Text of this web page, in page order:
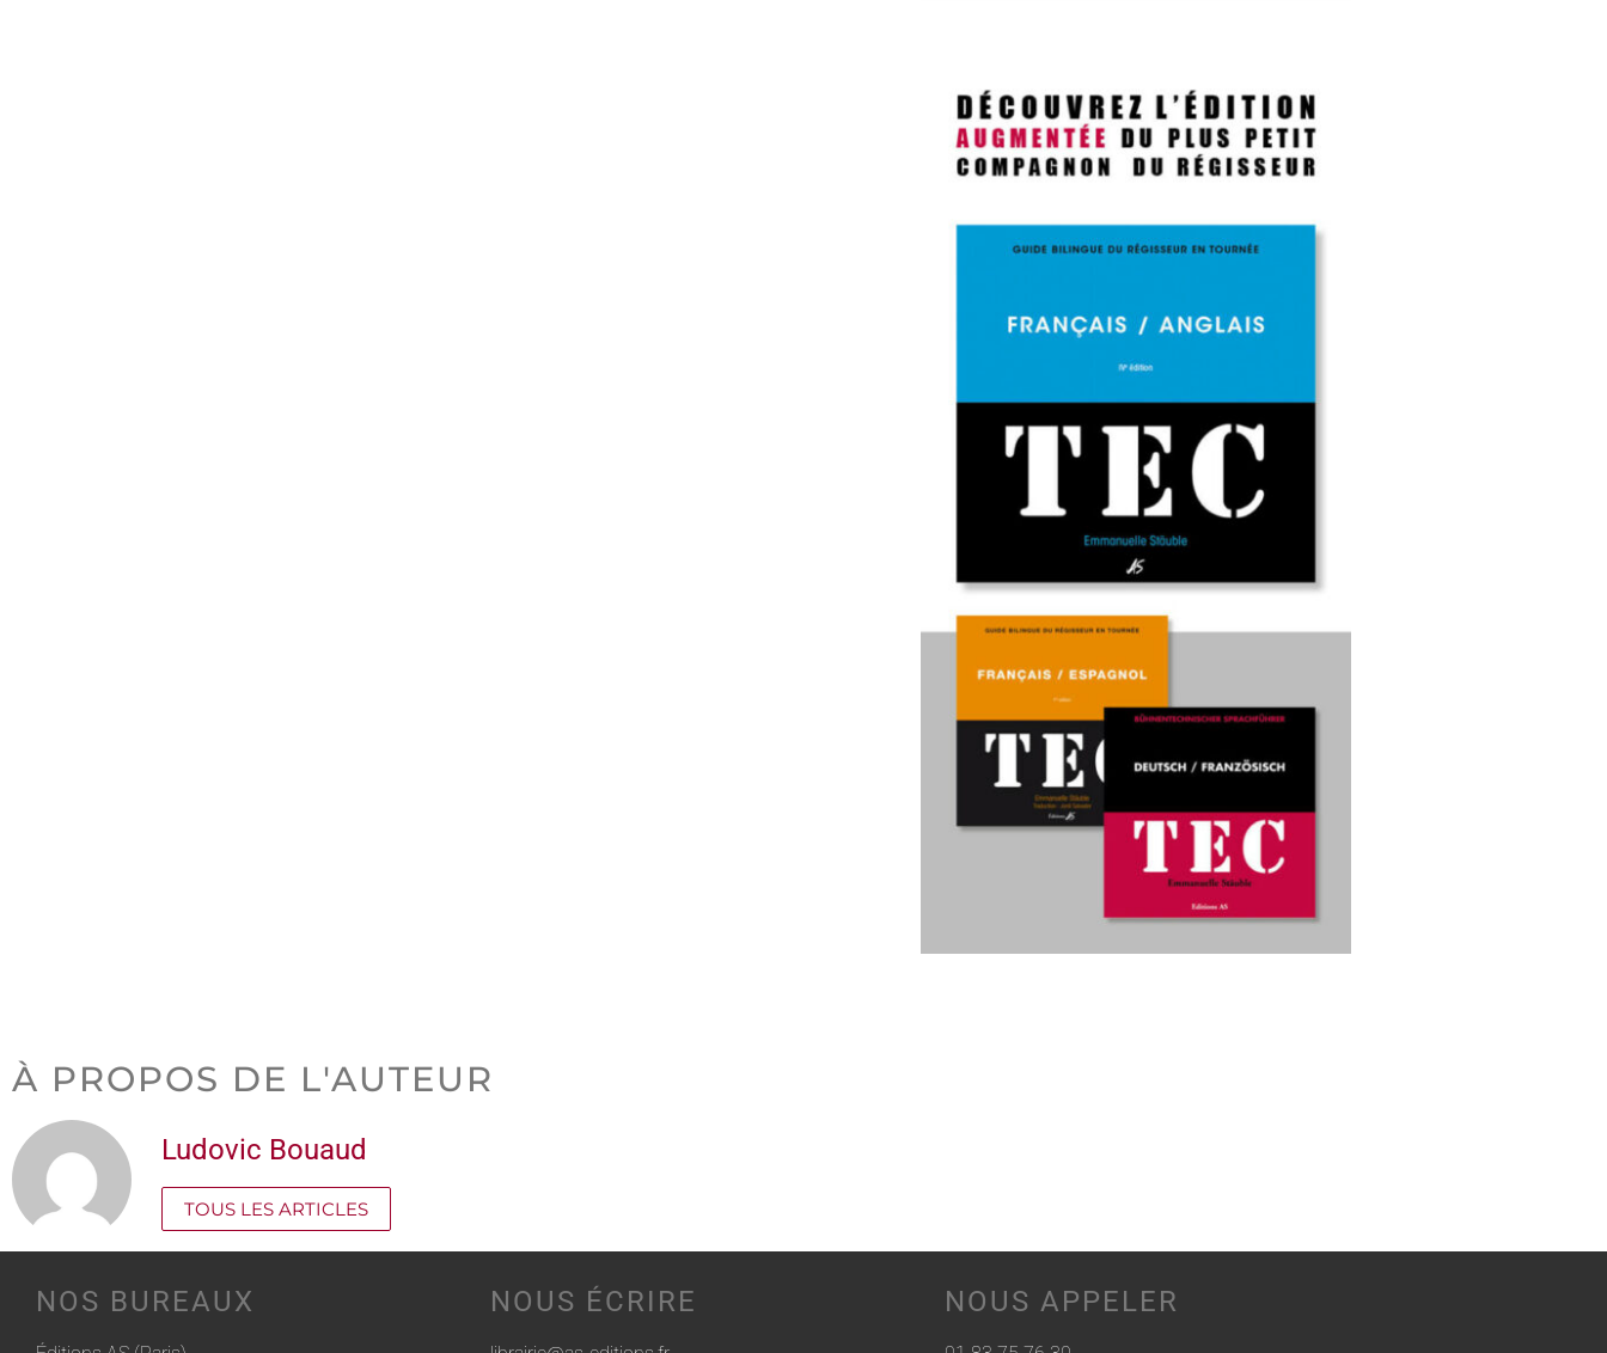
À PROPOS DE L'AUTEUR
Ludovic Bouaud
TOUS LES ARTICLES
NOS BUREAUX NOUS ÉCRIRE NOUS APPELER